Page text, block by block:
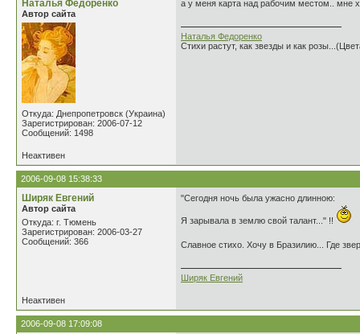
Наталья Федоренко
Автор сайта
Откуда: Днепропетровск (Украина)
Зарегистрирован: 2006-07-12
Сообщений: 1498
а у меня карта над рабочим местом.. мне
Наталья Федоренко
Стихи растут, как звезды и как
Неактивен
2006-09-08 15:38:33
Ширяк Евгений
Автор сайта
Откуда: г. Тюмень
Зарегистрирован: 2006-03-27
Сообщений: 366
"Сегодня ночь была ужасно длинною:
Я зарывала в землю свой талант..." !!
Славное стихо. Хочу в Бразилию... Где
Ширяк Евгений
Неактивен
2006-09-08 17:09:08